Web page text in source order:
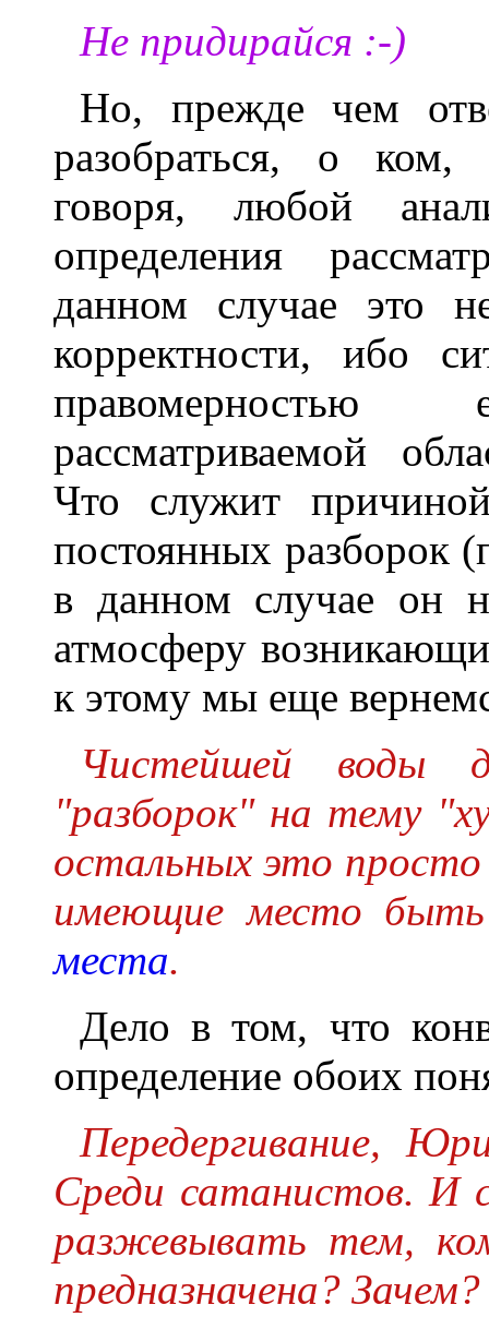
Не придирайся :-)
Но, прежде чем
разобраться, о ком,
говоря, любой
определения
данном случае это
корректности, ибо
рассматриваемой
Что служит
постоянных разборок
в данном случае он
атмосферу
к этому мы еще
Чистейшей воды
"разборок" на тему
остальных это просто
имеющие место
места.
Дело в том, что
определение обоих
Передергивание,
Среди сатанистов. И
разжевывать тем,
предназначена? Зачем?